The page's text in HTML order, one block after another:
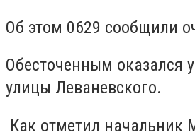
Об этом 0629 сообщили
Обесточенным оказался
улицы Леваневского.
Как отметил начальник